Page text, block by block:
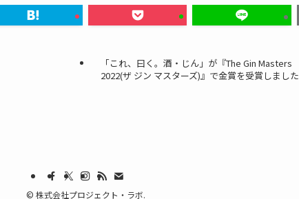
「これ、曰く。酒・じん」が『The Gin Masters
2022(ザ ジン マスターズ)』で金賞を受賞しました
© 株式会社プロジェクト・ラボ.